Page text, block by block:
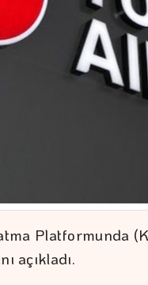
Platformunda
açıkladı.